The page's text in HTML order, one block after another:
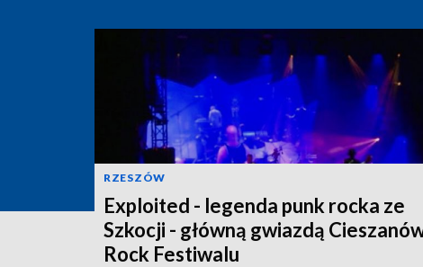
RZESZÓW
Exploited - legenda punk rocka ze
Szkocji - główną gwiazdą
Rock Festiwalu